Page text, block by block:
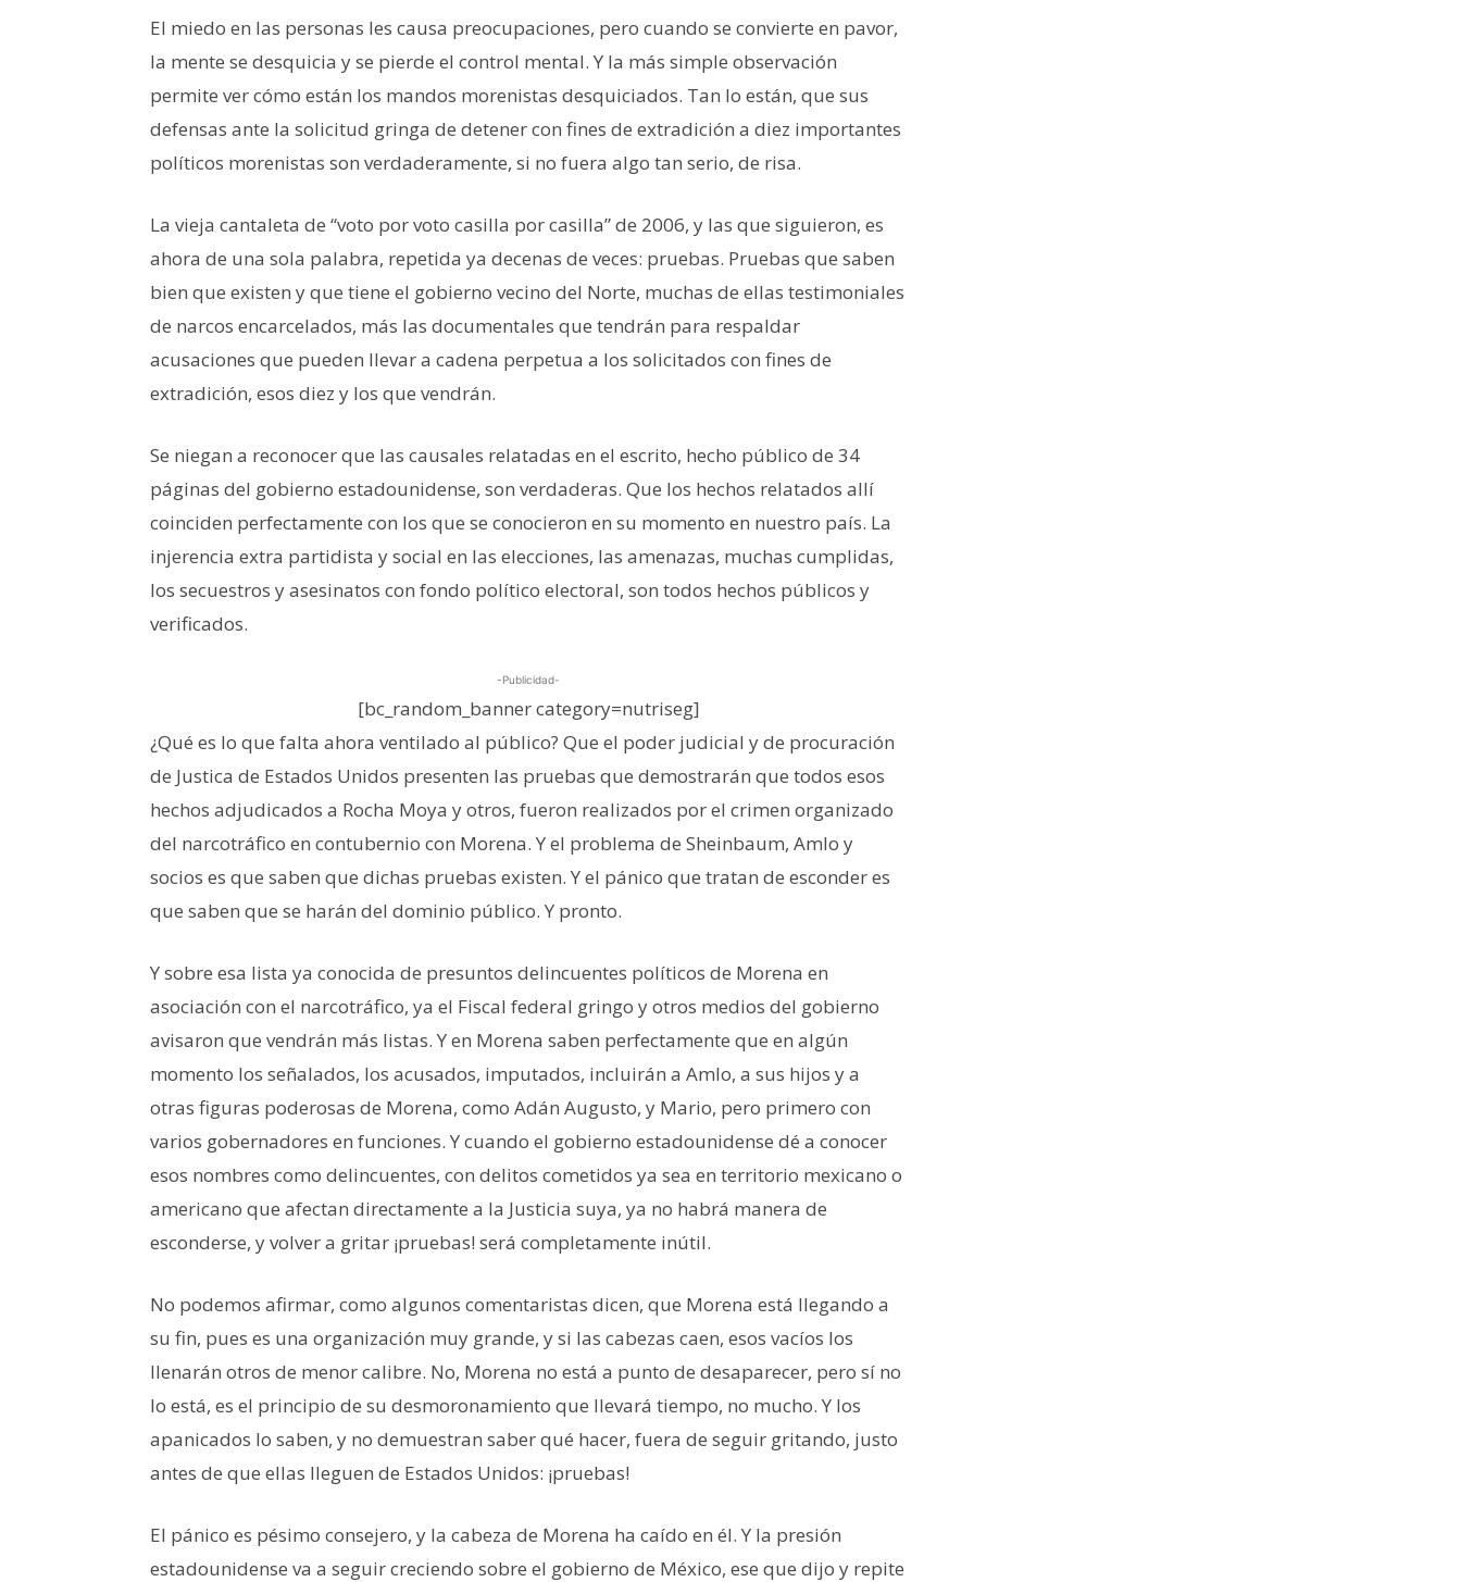
El miedo en las personas les causa preocupaciones, pero cuando se convierte en pavor,
la mente se desquicia y se pierde el control mental. Y la más simple observación
permite ver cómo están los mandos morenistas desquiciados. Tan lo están, que sus
defensas ante la solicitud gringa de detener con fines de extradición a diez importantes
políticos morenistas son verdaderamente, si no fuera algo tan serio, de risa.
La vieja cantaleta de “voto por voto casilla por casilla” de 2006, y las que siguieron, es
ahora de una sola palabra, repetida ya decenas de veces: pruebas. Pruebas que saben
bien que existen y que tiene el gobierno vecino del Norte, muchas de ellas testimoniales
de narcos encarcelados, más las documentales que tendrán para respaldar
acusaciones que pueden llevar a cadena perpetua a los solicitados con fines de
extradición, esos diez y los que vendrán.
Se niegan a reconocer que las causales relatadas en el escrito, hecho público de 34
páginas del gobierno estadounidense, son verdaderas. Que los hechos relatados allí
coinciden perfectamente con los que se conocieron en su momento en nuestro país. La
injerencia extra partidista y social en las elecciones, las amenazas, muchas cumplidas,
los secuestros y asesinatos con fondo político electoral, son todos hechos públicos y
verificados.
-Publicidad-
[bc_random_banner category=nutriseg]
¿Qué es lo que falta ahora ventilado al público? Que el poder judicial y de procuración
de Justica de Estados Unidos presenten las pruebas que demostrarán que todos esos
hechos adjudicados a Rocha Moya y otros, fueron realizados por el crimen organizado
del narcotráfico en contubernio con Morena. Y el problema de Sheinbaum, Amlo y
socios es que saben que dichas pruebas existen. Y el pánico que tratan de esconder es
que saben que se harán del dominio público. Y pronto.
Y sobre esa lista ya conocida de presuntos delincuentes políticos de Morena en
asociación con el narcotráfico, ya el Fiscal federal gringo y otros medios del gobierno
avisaron que vendrán más listas. Y en Morena saben perfectamente que en algún
momento los señalados, los acusados, imputados, incluirán a Amlo, a sus hijos y a
otras figuras poderosas de Morena, como Adán Augusto, y Mario, pero primero con
varios gobernadores en funciones. Y cuando el gobierno estadounidense dé a conocer
esos nombres como delincuentes, con delitos cometidos ya sea en territorio mexicano o
americano que afectan directamente a la Justicia suya, ya no habrá manera de
esconderse, y volver a gritar ¡pruebas! será completamente inútil.
No podemos afirmar, como algunos comentaristas dicen, que Morena está llegando a
su fin, pues es una organización muy grande, y si las cabezas caen, esos vacíos los
llenarán otros de menor calibre. No, Morena no está a punto de desaparecer, pero sí no
lo está, es el principio de su desmoronamiento que llevará tiempo, no mucho. Y los
apanicados lo saben, y no demuestran saber qué hacer, fuera de seguir gritando, justo
antes de que ellas lleguen de Estados Unidos: ¡pruebas!
El pánico es pésimo consejero, y la cabeza de Morena ha caído en él. Y la presión
estadounidense va a seguir creciendo sobre el gobierno de México, ese que dijo y repite